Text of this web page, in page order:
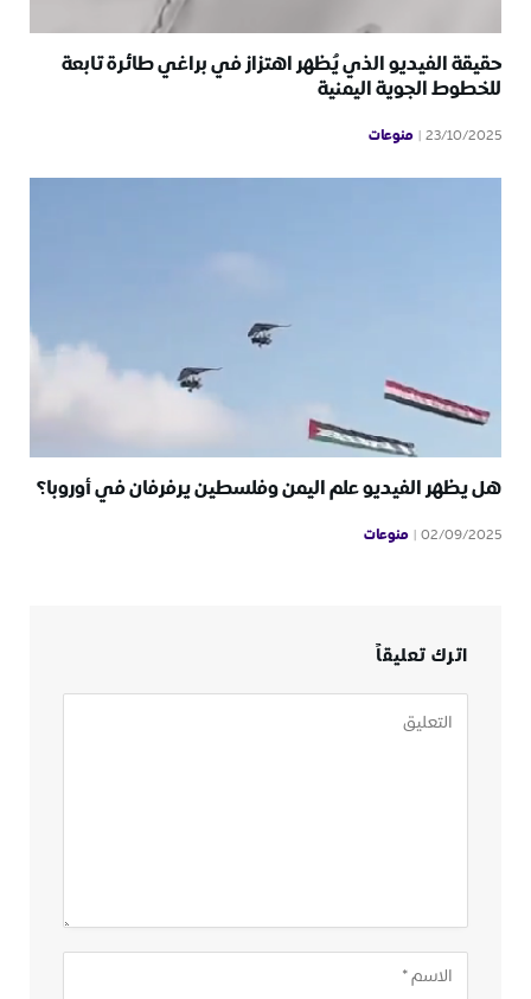
حقيقة الفيديو الذي يُظهر اهتزاز في براغي طائرة تابعة
للخطوط الجوية اليمنية
23/10/2025 منوعات
هل يظهر الفيديو علم اليمن وفلسطين يرفرفان في أوروبا؟
02/09/2025 منوعات
اترك تعليقاً